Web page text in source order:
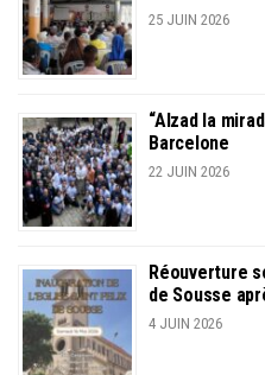
25 JUIN 2026
“Alzad la
Barcelone
22 JUIN 2026
Réouverture
de Sousse
4 JUIN 2026